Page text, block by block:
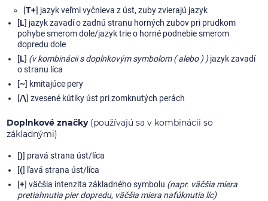
[T+] jazyk veľmi vyčnieva z úst, zuby zvierajú jazyk
[L] jazyk zavadí o zadnú stranu horných zubov pri prudkom
pohybe smerom dole/jazyk trie o horné podnebie smerom
dopredu dole
[L] (v kombinácii s doplnkovým symbolom ( alebo ) )jazyk zavadí
o stranu líca
[~] kmitajúce pery
[/\] zvesené kútiky úst pri zomknutých perách
Doplnkové značky(používajú sa v kombinácii so
základnými)
[)] pravá strana úst/líca
[(] ľavá strana úst/líca
[+] väčšia intenzita základného symbolu (napr. väčšia miera
pretiahnutia pier dopredu, väčšia miera nafúknutia líc)